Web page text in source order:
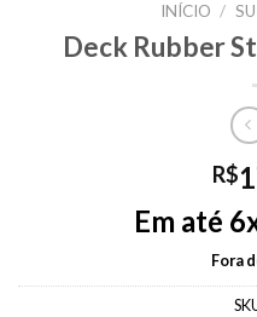
INÍCIO /
Deck Rubber
R$
Em até
Fora